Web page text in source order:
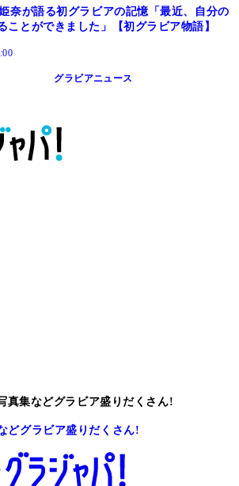
奈が語る初グラビアの記憶「最近、自分の
ことができました」【初グラビア物語】
グラビアニュース
真集などグラビア盛りだくさん!
どグラビア盛りだくさん!